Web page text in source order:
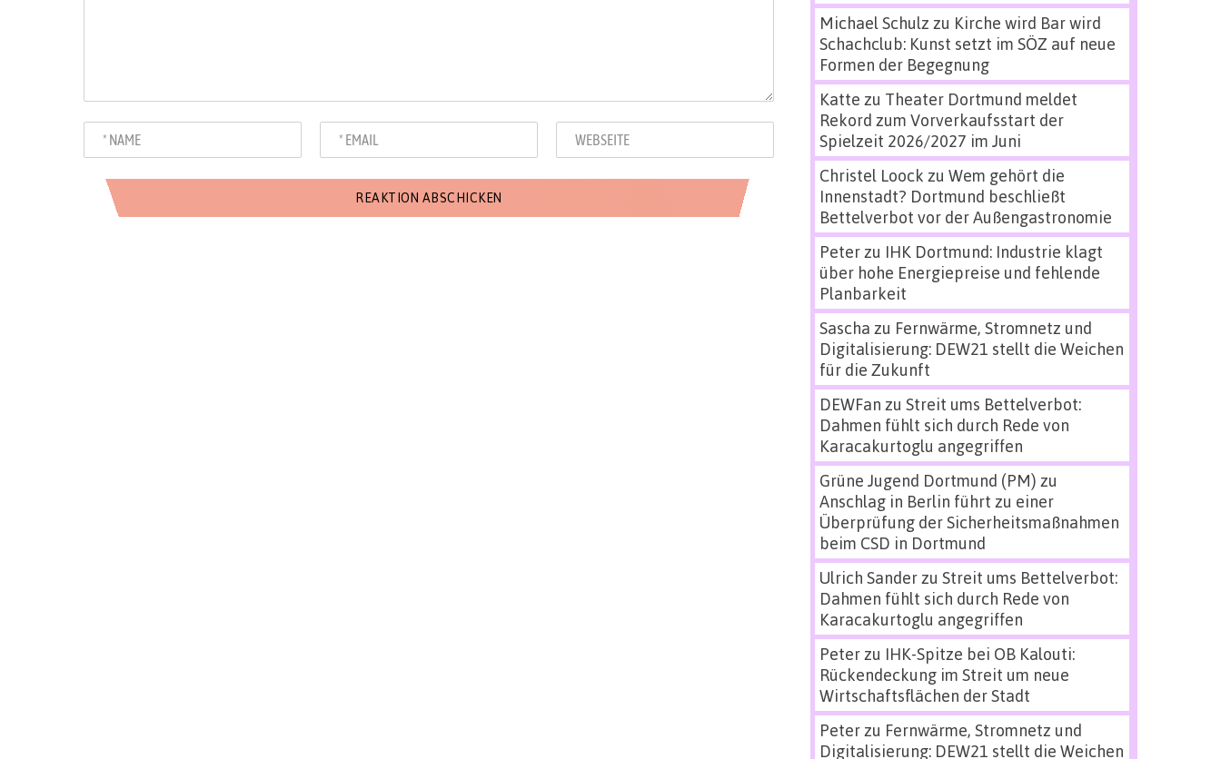
Michael Schulz zu Kirche wird Bar wird
Schachclub: Kunst setzt im SÖZ auf neue
Formen der Begegnung
Katte zu Theater Dortmund meldet
Rekord zum Vorverkaufsstart der
Spielzeit 2026/2027 im Juni
Christel Loock zu Wem gehört die
Innenstadt? Dortmund beschließt
Bettelverbot vor der Außengastronomie
Peterzu IHK Dortmund: Industrie klagt
über hohe Energiepreise und fehlende
Planbarkeit
Sascha zu Fernwärme, Stromnetz und
Digitalisierung: DEW21 stellt die Weichen
für die Zukunft
DEWFan zu Streit ums Bettelverbot:
Dahmen fühlt sich durch Rede von
Karacakurtoglu angegriffen
Grüne Jugend Dortmund (PM) zu
Anschlag in Berlin führt zu einer
Überprüfung der Sicherheitsmaßnahmen
beim CSD in Dortmund
Ulrich Sanderzu Streit ums Bettelverbot:
Dahmen fühlt sich durch Rede von
Karacakurtoglu angegriffen
Peterzu IHK-Spitze bei OB Kalouti:
Rückendeckung im Streit um neue
Wirtschaftsflächen der Stadt
Peterzu Fernwärme, Stromnetz und
Digitalisierung: DEW21 stellt die Weichen